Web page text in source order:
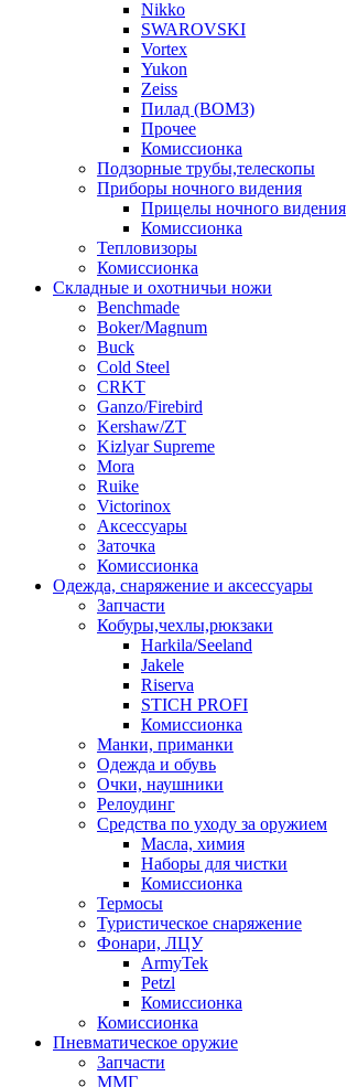
Nikko
SWAROVSKI
Vortex
Yukon
Zeiss
Пилад (ВОМЗ)
Прочее
Комиссионка
Подзорные трубы,телескопы
Приборы ночного видения
Прицелы ночного видения
Комиссионка
Тепловизоры
Комиссионка
Складные и охотничьи ножи
Benchmade
Boker/Magnum
Buck
Cold Steel
CRKT
Ganzo/Firebird
Kershaw/ZT
Kizlyar Supreme
Mora
Ruike
Victorinox
Аксессуары
Заточка
Комиссионка
Одежда, снаряжение и аксессуары
Запчасти
Кобуры,чехлы,рюкзаки
Harkila/Seeland
Jakele
Riserva
STICH PROFI
Комиссионка
Манки, приманки
Одежда и обувь
Очки, наушники
Релоудинг
Средства по уходу за оружием
Масла, химия
Наборы для чистки
Комиссионка
Термосы
Туристическое снаряжение
Фонари, ЛЦУ
ArmyTek
Petzl
Комиссионка
Комиссионка
Пневматическое оружие
Запчасти
ММГ